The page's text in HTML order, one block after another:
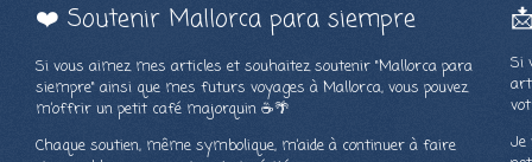
❤️ Soutenir Mallorca para siempre
Si vous aimez mes articles et souhaitez soutenir "Mallorca para
siempre" ainsi que mes futurs voyages à Mallorca, vous pouvez
m’offrir un petit café majorquin ☕🌴
Chaque soutien, même symbolique, m’aide à continuer à faire
Si
Je